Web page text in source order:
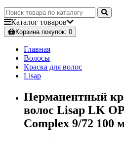
Каталог товаров
Корзинапокупок: 0
Главная
Волосы
Краска для волос
Lisap
Перманентный
волос Lisap LK
Complex 9/72 100